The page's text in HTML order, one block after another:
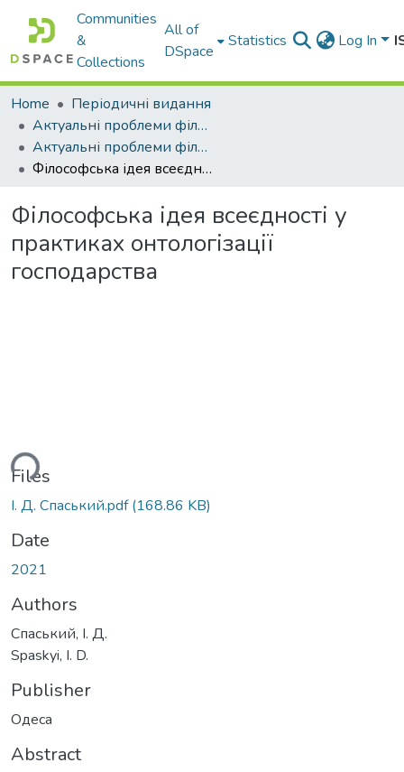
Communities
&
Collections
All of
DSpace
Statistics Log In
Home
Періодичні видання
Актуальні проблеми філософії та соціології
Актуальні проблеми філософії та соціології. - 2021. - Вип. 31
Філософська ідея всеєдності у практиках онтологізації господарства
Філософська ідея всеєдності у
практиках онтологізації
господарства
Loading...
Files
І. Д. Спаський.pdf(168.86 KB)
Date
2021
Authors
Спаський, І. Д.
Spaskyi, I. D.
Publisher
Одеса
Abstract